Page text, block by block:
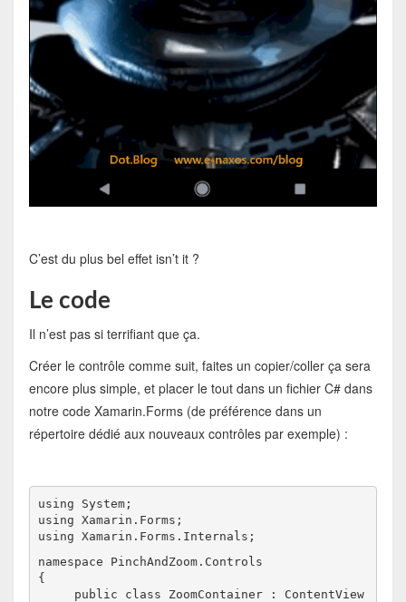
C’est du plus bel effet isn’t it ?
Le code
Il n’est pas si terrifiant que ça.
Créer le contrôle comme suit, faites un copier/coller ça sera
encore plus simple, et placer le tout dans un fichier C# dans
notre code Xamarin.Forms (de préférence dans un
répertoire dédié aux nouveaux contrôles par exemple) :
using System;
using Xamarin.Forms;
using Xamarin.Forms.Internals;
namespace PinchAndZoom.Controls
{
public class ZoomContainer : ContentView